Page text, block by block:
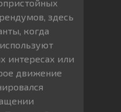
здесь
когда
интересах или
движение